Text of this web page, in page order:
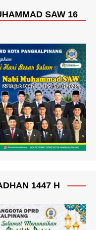
SAW 16
1447 H